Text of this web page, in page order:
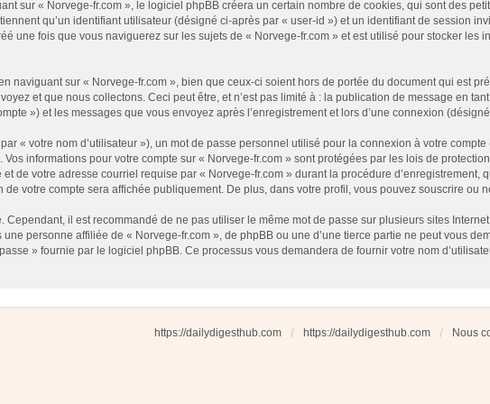
sur « Norvege-fr.com », le logiciel phpBB créera un certain nombre de cookies, qui sont des
qu’un identifiant utilisateur (désigné ci-après par « user-id ») et un identifiant de session
une fois que vous naviguerez sur les sujets de « Norvege-fr.com » et est utilisé pour stocker les
naviguant sur « Norvege-fr.com », bien que ceux-ci soient hors de portée du document qui est
et que nous collectons. Ceci peut être, et n’est pas limité à : la publication de message en
») et les messages que vous envoyez après l’enregistrement et lors d’une connexion
« votre nom d’utilisateur »), un mot de passe personnel utilisé pour la connexion à votre
informations pour votre compte sur « Norvege-fr.com » sont protégées par les lois de
de votre adresse courriel requise par « Norvege-fr.com » durant la procédure d’enregistrement,
votre compte sera affichée publiquement. De plus, dans votre profil, vous pouvez souscrire ou
il est recommandé de ne pas utiliser le même mot de passe sur plusieurs sites
personne affiliée de « Norvege-fr.com », de phpBB ou une d’une tierce partie ne peut vous
» fournie par le logiciel phpBB. Ce processus vous demandera de fournir votre nom
https://dailydigesthub.com https://dailydigesthub.com Nous